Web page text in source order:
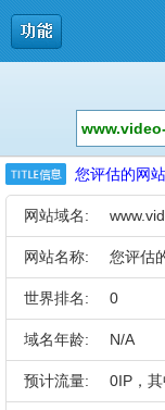
您评估的网
网站域名:
网站名称: 您评估
世界排名: 0
域名年龄: N/A
预计流量: 0IP，